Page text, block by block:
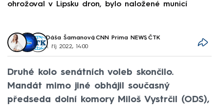
ohrožoval v Lipsku dron, bylo naložené municí
Dáša Šamanová,CNN Prima NEWS, ČTK
1. říj 2022, 14:00
Druhé kolo senátních voleb skončilo.
Mandát mimo jiné obhájil současný
předseda dolní komory Miloš Vystrčil (ODS),